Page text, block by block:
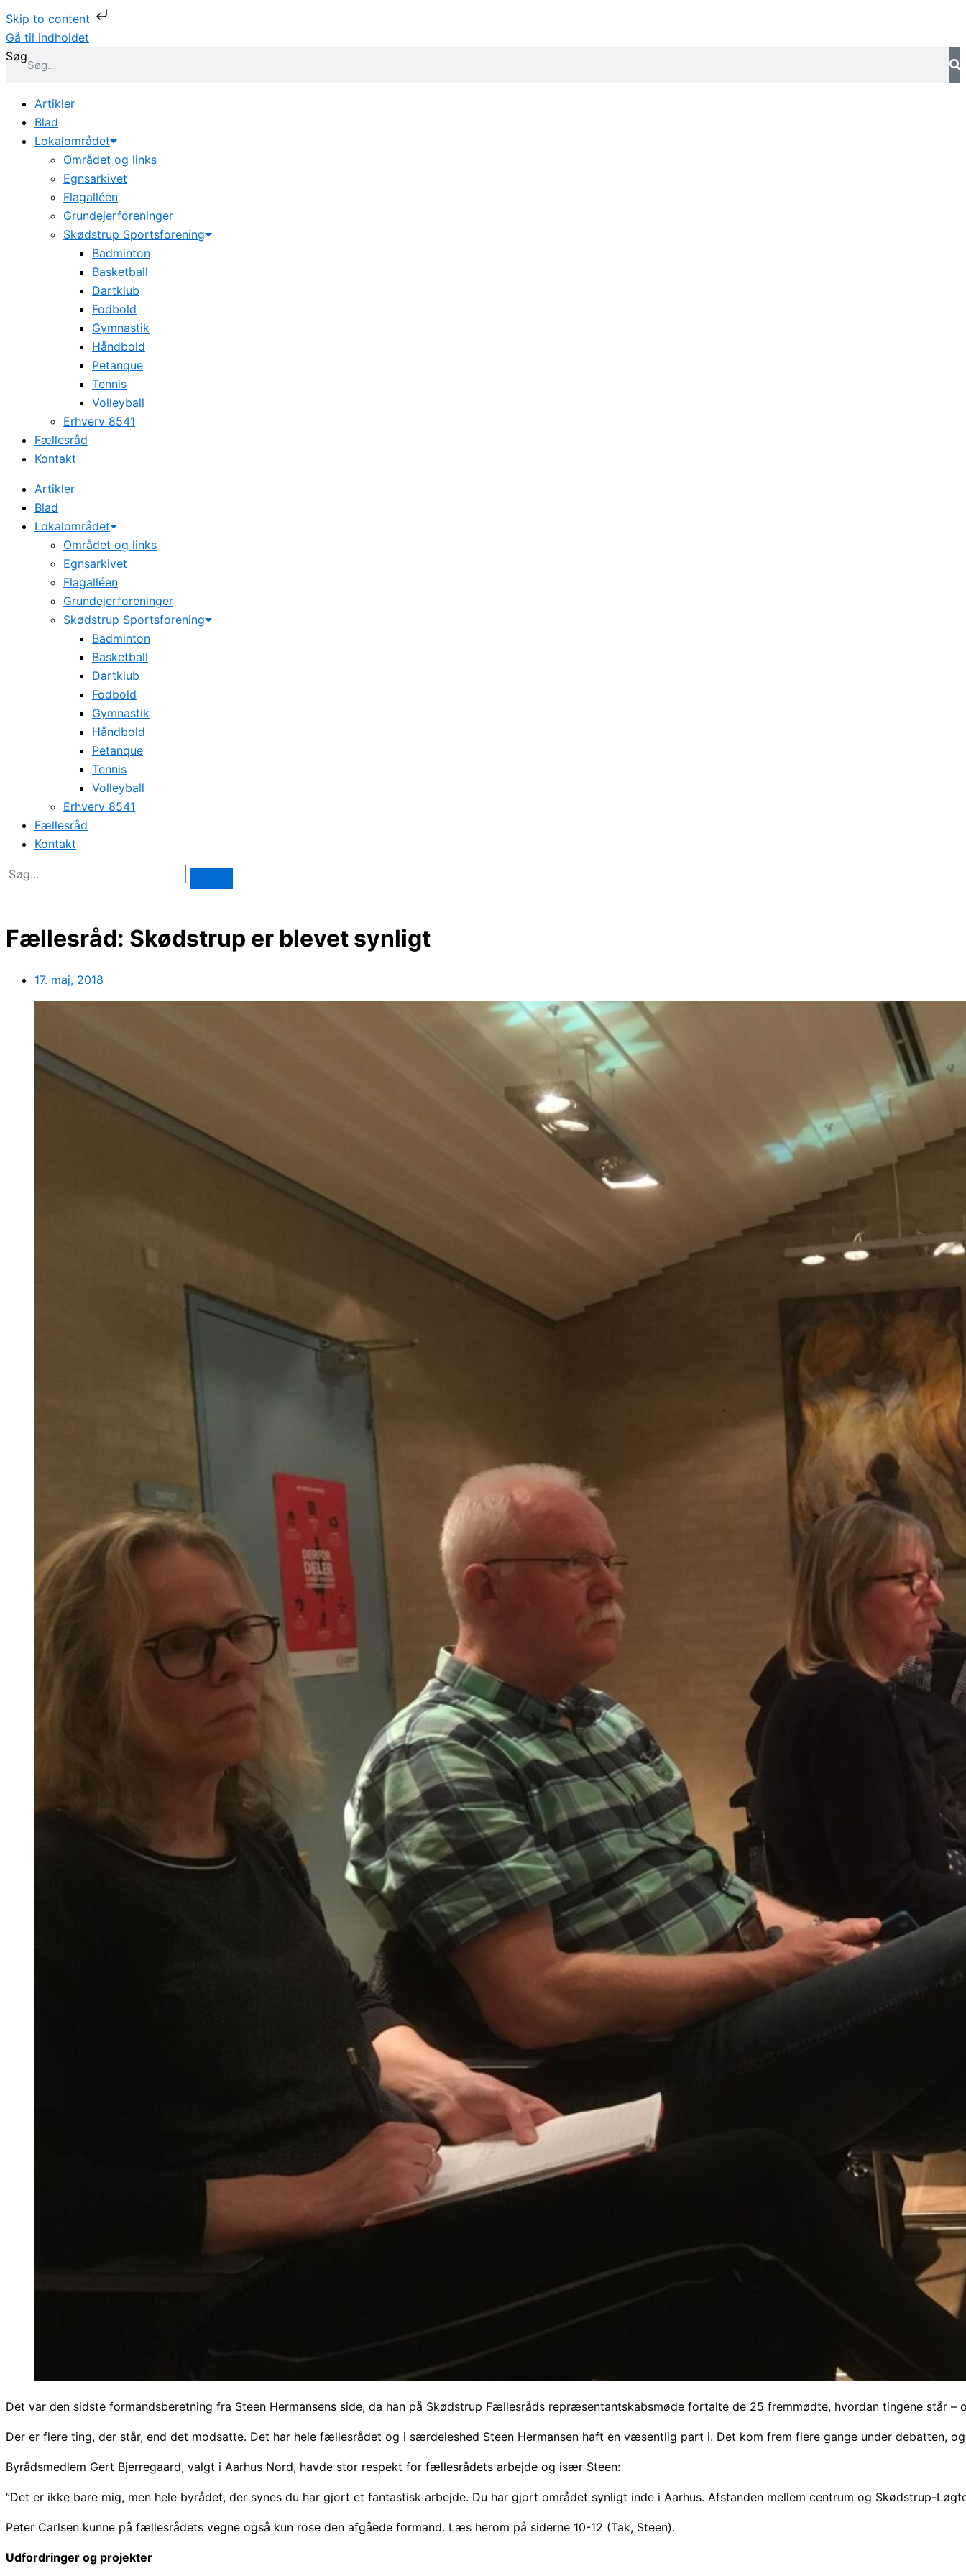
Skip to content
Gå til indholdet
Søg
Artikler
Blad
Lokalområdet
Området og links
Egnsarkivet
Flagalléen
Grundejerforeninger
Skødstrup Sportsforening
Badminton
Basketball
Dartklub
Fodbold
Gymnastik
Håndbold
Petanque
Tennis
Volleyball
Erhverv 8541
Fællesråd
Kontakt
Artikler
Blad
Lokalområdet
Området og links
Egnsarkivet
Flagalléen
Grundejerforeninger
Skødstrup Sportsforening
Badminton
Basketball
Dartklub
Fodbold
Gymnastik
Håndbold
Petanque
Tennis
Volleyball
Erhverv 8541
Fællesråd
Kontakt
Fællesråd: Skødstrup er blevet synligt
17. maj, 2018
Det var den sidste formandsberetning fra Steen Hermansens side, da han på Skødstrup Fællesråds repræsentantskabsmøde fortalte de 25 fremmødte, hvordan tingene står –
Der er flere ting, der står, end det modsatte. Det har hele fællesrådet og i særdeleshed Steen Hermansen haft en væsentlig part i. Det kom frem flere gange under debatten,
Byrådsmedlem Gert Bjerregaard, valgt i Aarhus Nord, havde stor respekt for fællesrådets arbejde og især Steen:
”Det er ikke bare mig, men hele byrådet, der synes du har gjort et fantastisk arbejde. Du har gjort området synligt inde i Aarhus. Afstanden mellem centrum og Skødstrup-
Peter Carlsen kunne på fællesrådets vegne også kun rose den afgåede formand. Læs herom på siderne 10-12 (Tak, Steen).
Udfordringer og projekter